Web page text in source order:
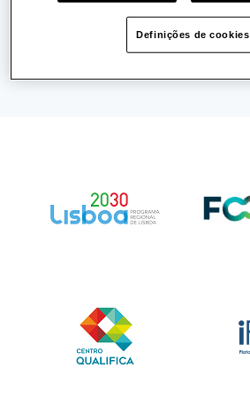
Publicado a:03/05/2022
Definições de cookies